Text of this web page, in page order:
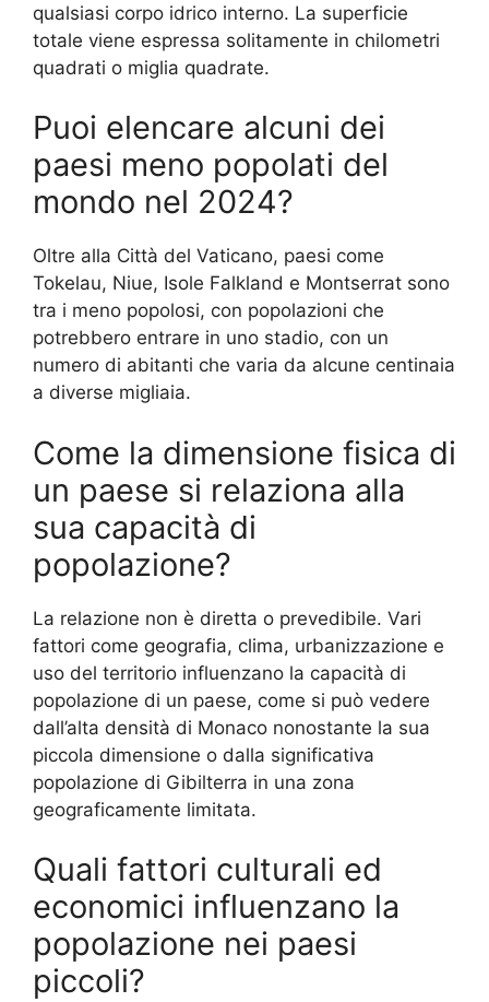
qualsiasi corpo idrico interno. La superficie
totale viene espressa solitamente in chilometri
quadrati o miglia quadrate.
Puoi elencare alcuni dei
paesi meno popolati del
mondo nel 2024?
Oltre alla Città del Vaticano, paesi come
Tokelau, Niue, Isole Falkland e Montserrat sono
tra i meno popolosi, con popolazioni che
potrebbero entrare in uno stadio, con un
numero di abitanti che varia da alcune centinaia
a diverse migliaia.
Come la dimensione fisica di
un paese si relaziona alla
sua capacità di
popolazione?
La relazione non è diretta o prevedibile. Vari
fattori come geografia, clima, urbanizzazione e
uso del territorio influenzano la capacità di
popolazione di un paese, come si può vedere
dall’alta densità di Monaco nonostante la sua
piccola dimensione o dalla significativa
popolazione di Gibilterra in una zona
geograficamente limitata.
Quali fattori culturali ed
economici influenzano la
popolazione nei paesi
piccoli?